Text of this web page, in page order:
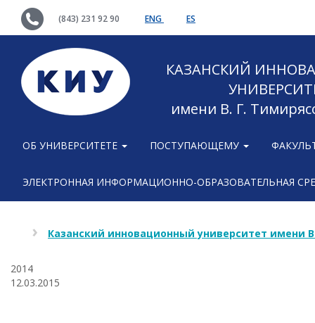
(843) 231 92 90 ENG ES
КАЗАНСКИЙ
имени В. Г.
ОБ УНИВЕРСИТЕТЕ ПОСТУПАЮЩЕМУ
ЭЛЕКТРОННАЯ ИНФОРМАЦИОННО-ОБРАЗОВАТЕЛЬНАЯ
Казанский инновационный университет имени
2014
12.03.2015